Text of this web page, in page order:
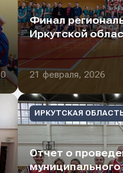
0
Финал
Иркутской
21 февраля, 2026
ИРКУТСКАЯ
Отчет о